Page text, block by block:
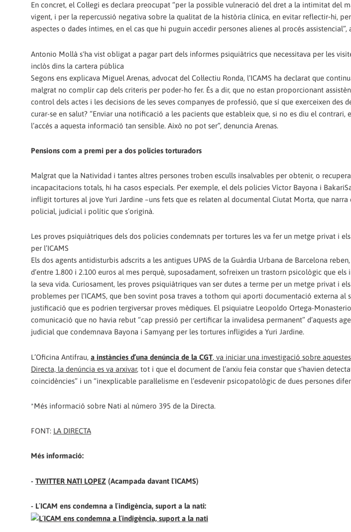
En concret, el Col·legi es declara preocupat “per la possible vulneració del dret a la intimitat del
vigent, i per la repercussió negativa sobre la qualitat de la història clínica, en evitar reflectir‐hi,
aspectes o dades íntimes, en el cas que hi puguin accedir persones alienes al procés
Antonio Mollà s'ha vist obligat a pagar part dels informes psiquiàtrics que necessitava per les
inclòs dins la cartera pública
Segons ens explicava Miguel Arenas, advocat del Col·lectiu Ronda, l’ICAMS ha declarat que
malgrat no complir cap dels criteris per poder-ho fer. És a dir, que no estan proporcionant
control dels actes i les decisions de les seves companyes de professió, que sí que exerceixen des
curar-se en salut? “Enviar una notificació a les pacients que estableix que, si no es diu el contrari,
l’accés a aquesta informació tan sensible. Això no pot ser”, denuncia Arenas.
Pensions com a premi per a dos policies torturadors
Malgrat que la Natividad i tantes altres persones troben esculls insalvables per obtenir, o
incapacitacions totals, hi ha casos especials. Per exemple, el dels policies Víctor Bayona i
infligit tortures al jove Yuri Jardine –uns fets que es relaten al documental Ciutat Morta, que
policial, judicial i polític que s’originà.
Les proves psiquiàtriques dels dos policies condemnats per tortures les va fer un metge privat i
per l’ICAMS
Els dos agents antidisturbis adscrits a les antigues UPAS de la Guàrdia Urbana de Barcelona
d’entre 1.800 i 2.100 euros al mes perquè, suposadament, sofreixen un trastorn psicològic que
la seva vida. Curiosament, les proves psiquiàtriques van ser dutes a terme per un metge privat i
problemes per l’ICAMS, que ben sovint posa traves a tothom qui aporti documentació externa al
justificació que es podrien tergiversar proves mèdiques. El psiquiatre Leopoldo Ortega-
comunicació que no havia rebut “cap pressió per certificar la invalidesa permanent” d’aquests
judicial que condemnava Bayona i Samyang per les tortures infligides a Yuri Jardine.
L’Oficina Antifrau, a instàncies d’una denúncia de la CGT, va iniciar una investigació sobre
Directa, la denúncia es va arxivar, tot i que el document de l’arxiu feia constar que s’havien
coincidències” i un “inexplicable paral·lelisme en l’esdevenir psicopatològic de dues persones
*Més informació sobre Nati al número 395 de la Directa.
FONT: LA DIRECTA
Més informació:
- TWITTER NATI LOPEZ (Acampada davant l´ICAMS)
- L´ICAM ens condemna a l´indigència, suport a la nati: